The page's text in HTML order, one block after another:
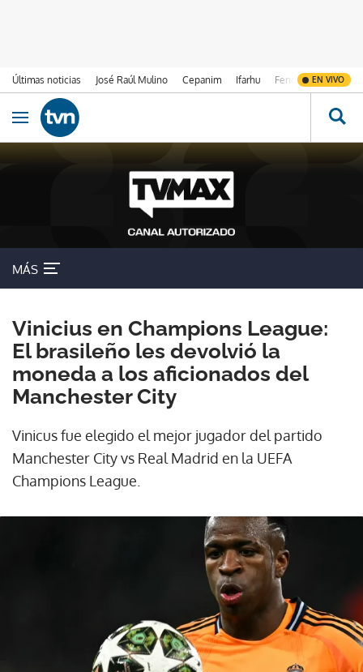
Últimas noticias José Raúl Mulino Cepanim Ifarhu Fenómeno de El
EN VIVO
Ir al contenido
Obrir navegació
MÁS
Vinicius en Champions League:
El brasileño les devolvió la
moneda a los aficionados del
Manchester City
Vinicus fue elegido el mejor jugador del partido
Manchester City vs Real Madrid en la UEFA
Champions League.